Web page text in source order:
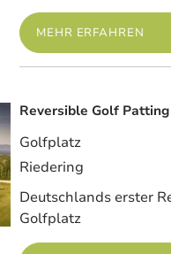
MEHR ERFAHREN
Reversible Golf Patting
Golfplatz
Riedering
Deutschlands erster
Golfplatz